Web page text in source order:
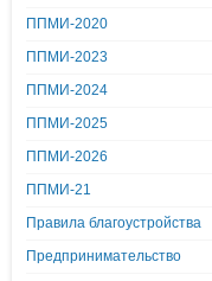
ППМИ-2020
ППМИ-2023
ППМИ-2024
ППМИ-2025
ППМИ-2026
ППМИ-21
Правила благоустройства
Предпринимательство